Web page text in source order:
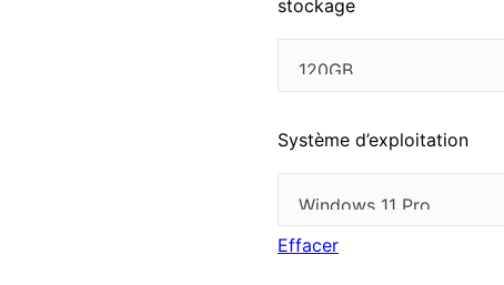
stockage
Système d’exploitation
Effacer